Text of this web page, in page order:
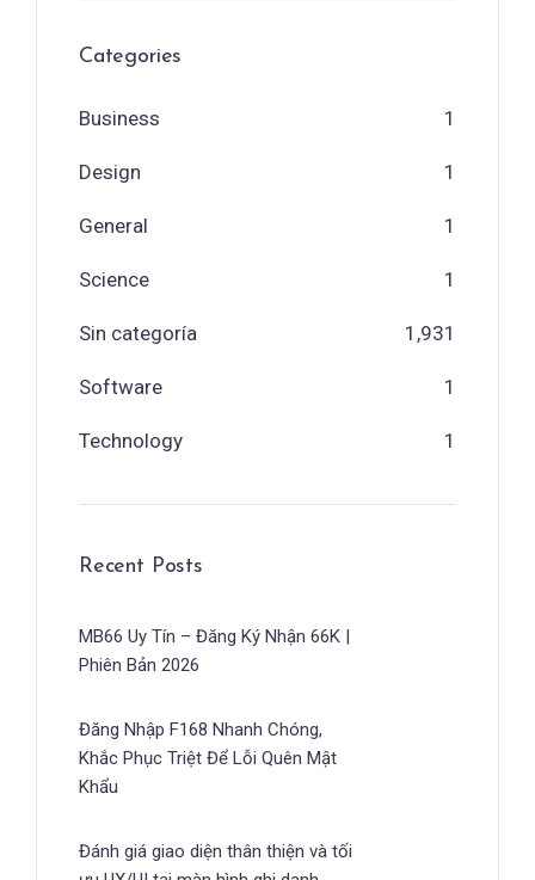
Categories
Business 1
Design 1
General 1
Science 1
Sin categoría 1,931
Software 1
Technology 1
Recent Posts
MB66 Uy Tín – Đăng Ký Nhận 66K |
Phiên Bản 2026
Đăng Nhập F168 Nhanh Chóng,
Khắc Phục Triệt Để Lỗi Quên Mật
Khẩu
Đánh giá giao diện thân thiện và tối